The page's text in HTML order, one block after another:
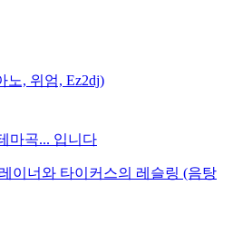
노, 위엄, Ez2dj)
마곡... 입니다
이너와 타이커스의 레슬링 (음탕